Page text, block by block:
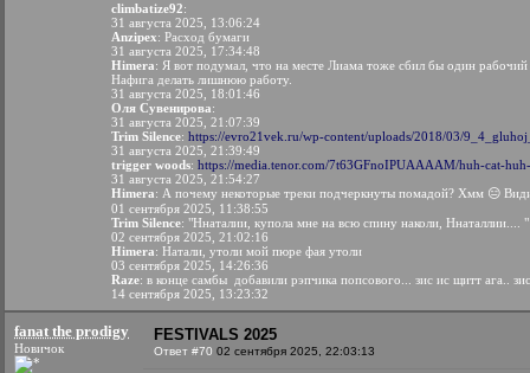
climbatize92:
31 августа 2025, 13:06:24
Anzipex: Расход бумаги
31 августа 2025, 17:34:48
Himera: Я вот подумал, что на месте Лиама тоже сбил бы один
Нафига делать лишнюю работу.
31 августа 2025, 18:01:46
Оля Сувенирова:
31 августа 2025, 21:07:39
Trim Silence: https://evro21vek.ru/wp-content/uploads/2018/03/
31 августа 2025, 21:39:49
trigger woods: https://media.tenor.com/7t63GFnoIPUAAAAM/huh-cat-
31 августа 2025, 21:54:27
Himera: А почему некоторые треки подчеркнуты помадой? Хмм 😑
01 сентября 2025, 11:38:55
Trim Silence: "Ннаталии, купола мне на всю спину наколи, Ннаталлии....
02 сентября 2025, 21:02:16
Himera: Натали, утоли мой пюре фая утоли
03 сентября 2025, 14:26:36
Raze: в конце самбы добавили рэпчика попсового... зис ис щитт ага..
14 сентября 2025, 13:23:32
fanat the prodigy
Новичок
FESTIVALS 2025
Ответ #70 02 сентября 2025, 22:03:13